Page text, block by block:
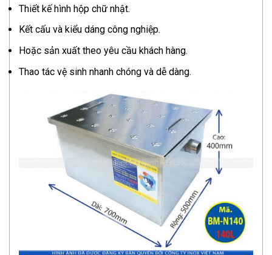
Thiết kế hình hộp chữ nhật.
Kết cấu và kiểu dáng công nghiệp.
Hoặc sản xuất theo yêu cầu khách hàng.
Thao tác vệ sinh nhanh chóng và dễ dàng.